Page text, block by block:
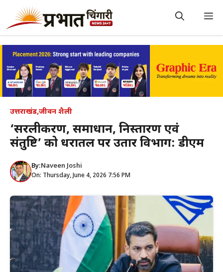
content
उत्तराखंड,जीवन शैली
‘सरलीकरण, समाधान, निस्तारण एवं
संतुष्टि’ को धरातल पर उतारें विभाग: डीएम
By:Naveen Joshi
On: Thursday, June 4, 2026 7:56 PM